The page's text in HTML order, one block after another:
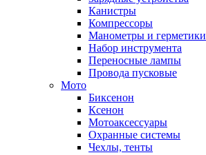
Канистры
Компрессоры
Манометры и герметики
Набор инструмента
Переносные лампы
Провода пусковые
Мото
Биксенон
Ксенон
Мотоаксессуары
Охранные системы
Чехлы, тенты